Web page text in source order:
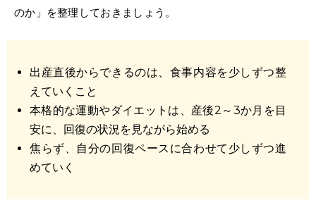
のか 」を整理しておきましょう。
出産直後からできるのは、食事内容を少しずつ整
えていくこと
本格的な運動やダイエットは、産後2～3か月を目
安に、回復の状況を見ながら始める
焦らず、自分の回復ペースに合わせて少しずつ進
めていく